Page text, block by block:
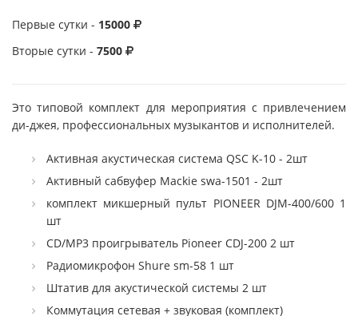
Первые сутки - 15000
Вторые сутки - 7500
Это типовой комплект для мероприятия с привлечением
ди-джея, профессиональных музыкантов и исполнителей.
Активная акустическая система QSC K-10 - 2шт
Активный сабвуфер Mackie swa-1501 - 2шт
комплект микшерный пульт PIONEER DJM-400/600 1
шт
CD/MP3 проигрыватель Pioneer CDJ-200 2 шт
Радиомикрофон Shure sm-58 1 шт
Штатив для акустической системы 2 шт
Коммутация сетевая + звуковая (комплект)